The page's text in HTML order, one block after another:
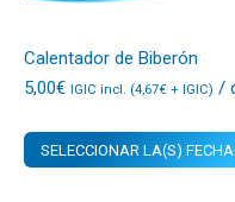
Calentador de Biberón
5,00€ IGIC incl. (4,67€ + IGIC) /
SELECCIONAR LA(S)